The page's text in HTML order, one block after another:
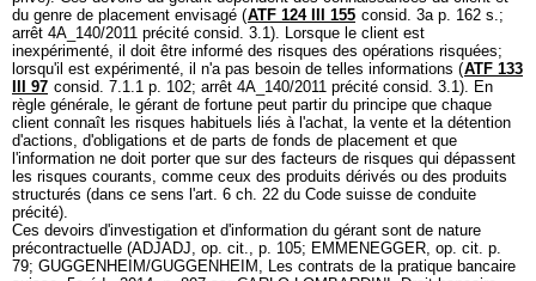
du genre de placement envisagé (ATF 124 III 155 consid. 3a p. 162 s.;
arrêt 4A_140/2011 précité consid. 3.1). Lorsque le client est
inexpérimenté, il doit être informé des risques des opérations risquées;
lorsqu'il est expérimenté, il n'a pas besoin de telles informations (ATF 133
III 97 consid. 7.1.1 p. 102; arrêt 4A_140/2011 précité consid. 3.1). En
règle générale, le gérant de fortune peut partir du principe que chaque
client connaît les risques habituels liés à l'achat, la vente et la détention
d'actions, d'obligations et de parts de fonds de placement et que
l'information ne doit porter que sur des facteurs de risques qui dépassent
les risques courants, comme ceux des produits dérivés ou des produits
structurés (dans ce sens l'art. 6 ch. 22 du Code suisse de conduite
précité).
Ces devoirs d'investigation et d'information du gérant sont de nature
précontractuelle (ADJADJ, op. cit., p. 105; EMMENEGGER, op. cit. p.
79; GUGGENHEIM/GUGGENHEIM, Les contrats de la pratique bancaire